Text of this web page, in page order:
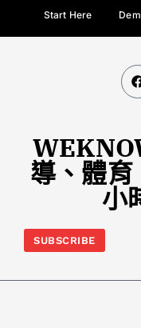
Start Here
導、體
小
SUBSCRIBE